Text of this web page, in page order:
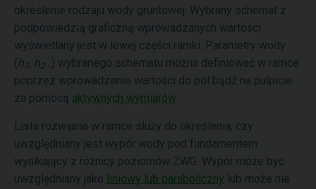
określenie rodzaju wody gruntowej. Wybrany schemat z
podpowiedzią graficzną wprowadzanych wartości
wyświetlany jest w lewej części ramki. Parametry wody
( h 1, h2
...) wybranego schematu można definiować w ramce
poprzez wprowadzenie wartości do pól bądź na pulpicie
za pomocą aktywnych wymiarów
Lista rozwijana w ramce służy do określenia, czy
uwzględniany jest wypór wody pod fundamentem
wynikający z różnicy poziomów ZWG. Wypór może być
uwzględniany jako liniowy lub paraboliczny lub może nie